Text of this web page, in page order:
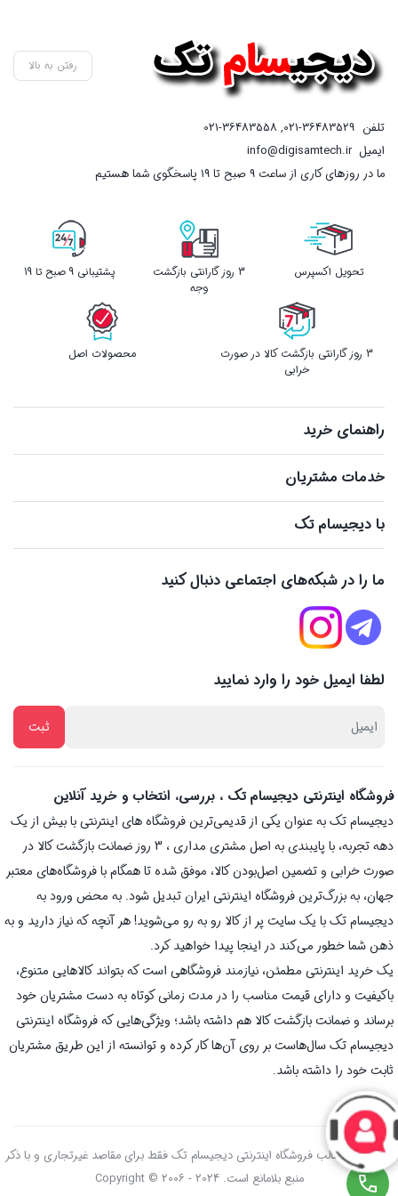
است.
است.
رفتن به بالا
تلفن 021-36483529
,
021-36483558
ایمیلinfo@digisamtech.ir
ما در روزهای کاری از ساعت ۹ صبح تا ۱۹ پاسخگوی شما هستیم
تحویل اکسپرس
3 روز گارانتی بازگشت
وجه
پشتیبانی 9 صبح تا 19
3 روز گارانتی بازگشت کالا در صورت
خرابی
محصولات اصل
راهنمای خرید
خدمات مشتریان
با دیجیسام تک
ما را در شبکه‌های اجتماعی دنبال کنید
لطفا ایمیل خود را وارد نمایید
فروشگاه اینترنتی دیجیسام تک ، بررسی، انتخاب و خرید آنلاین
دیجیسام تک به عنوان یکی از قدیمی‌ترین فروشگاه های اینترنتی با بیش از یک
دهه تجربه، با پایبندی به اصل مشتری مداری ، 3 روز ضمانت بازگشت کالا در
صورت خرابی و تضمین اصل‌بودن کالا، موفق شده تا همگام با فروشگاه‌های معتبر
جهان، به بزرگ‌ترین فروشگاه اینترنتی ایران تبدیل شود. به محض ورود به
دیجیسام تک با یک سایت پر از کالا رو به رو می‌شوید! هر آنچه که نیاز دارید و به
ذهن شما خطور می‌کند در اینجا پیدا خواهید کرد.
یک خرید اینترنتی مطمئن، نیازمند فروشگاهی است که بتواند کالاهایی متنوع،
باکیفیت و دارای قیمت مناسب را در مدت زمانی کوتاه به دست مشتریان خود
برساند و ضمانت بازگشت کالا هم داشته باشد؛ ویژگی‌هایی که فروشگاه اینترنتی
دیجیسام تک سال‌هاست بر روی آن‌ها کار کرده و توانسته از این طریق مشتریان
ثابت خود را داشته باشد.
استفاده از مطالب فروشگاه اینترنتی دیجیسام تک فقط برای مقاصد غیرتجاری و با ذکر
منبع بلامانع است. Copyright © 2006 - 2024